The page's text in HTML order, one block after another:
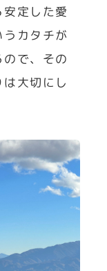
定した愛
カタチが
で、その
大切にし